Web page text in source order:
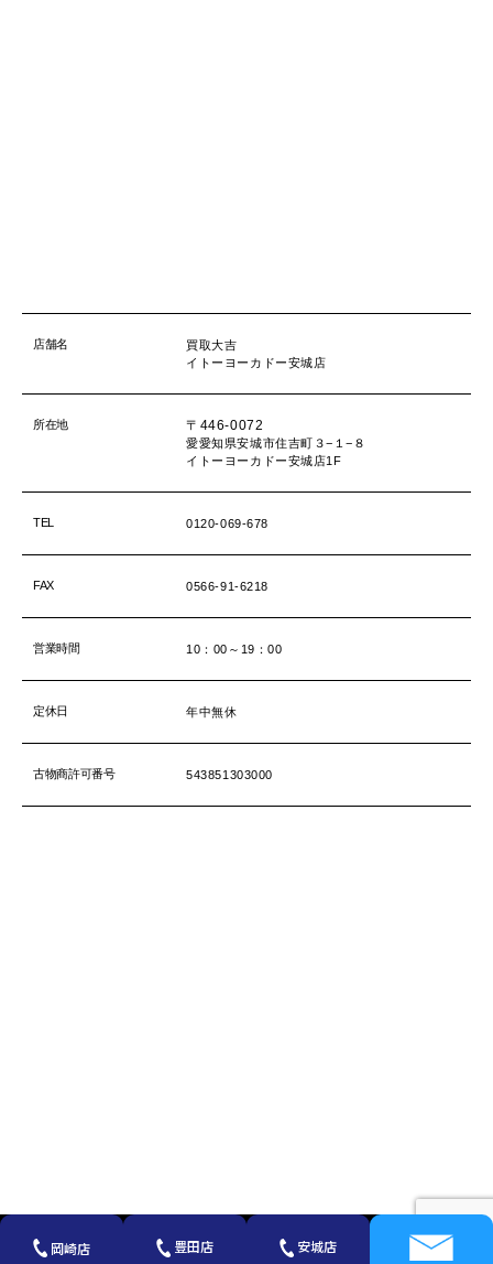
店舗名
買取大吉
イトーヨーカドー安城店
所在地 〒446-0072
愛愛知県安城市住吉町３−１−８
イトーヨーカドー安城店1F
TEL 0120-069-678
FAX 0566-91-6218
営業時間 10：00～19：00
定休日 年中無休
古物商許可番号 543851303000
岡崎店 豊田店 安城店
Copyright©2022 買取大吉 岡崎店 Bright All Rights Reserved